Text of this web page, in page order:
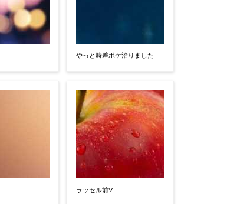
やっと時差ボケ治りました
ラッセル前V